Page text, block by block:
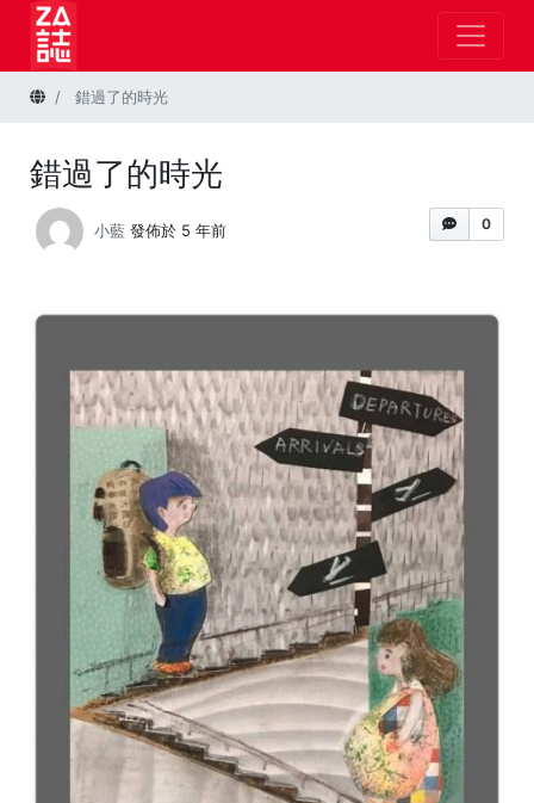
首頁 錯過了的時光
錯過了的時光
0
小藍 發佈於 5 年前